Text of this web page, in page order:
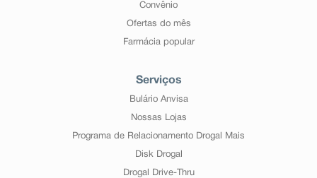
Convênio
Ofertas do mês
Farmácia popular
Serviços
Bulário Anvisa
Nossas Lojas
Programa de Relacionamento Drogal Mais
Disk Drogal
Drogal Drive-Thru